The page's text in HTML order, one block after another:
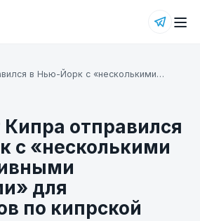
в Нью-Йорк с «несколькими…
отправился
с «несколькими
для
по кипрской